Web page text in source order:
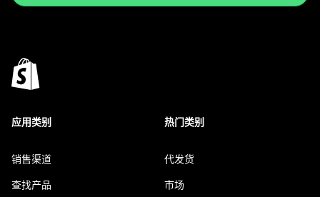
应用类别
销售渠道
查找产品
热门类别
代发货
市场